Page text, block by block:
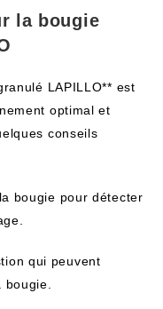
la bougie
LAPILLO** est
optimal et
conseils
bougie pour détecter
qui peuvent